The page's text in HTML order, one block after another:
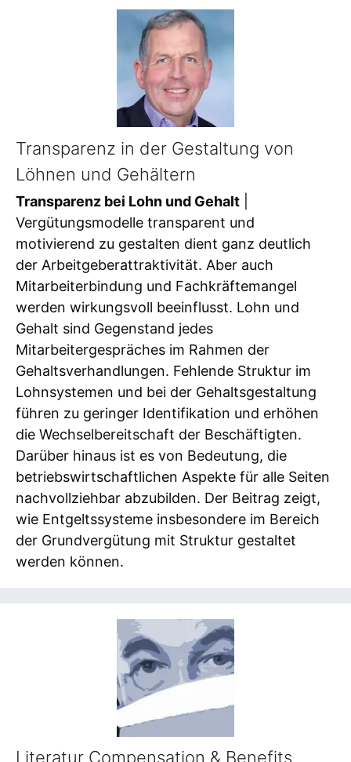
Transparenz in der Gestaltung von
Löhnen und Gehältern
Transparenz bei Lohn und Gehalt
Vergütungsmodelle transparent und
motivierend zu gestalten dient ganz deutlich
der Arbeitgeberattraktivität. Aber auch
Mitarbeiterbindung und Fachkräftemangel
werden wirkungsvoll beeinflusst. Lohn und
Gehalt sind Gegenstand jedes
Mitarbeitergespräches im Rahmen der
Gehaltsverhandlungen. Fehlende Struktur im
Lohnsystemen und bei der Gehaltsgestaltung
führen zu geringer Identifikation und erhöhen
die Wechselbereitschaft der Beschäftigten.
Darüber hinaus ist es von Bedeutung, die
betriebswirtschaftlichen Aspekte für alle Seiten
nachvollziehbar abzubilden. Der Beitrag zeigt,
wie Entgeltssysteme insbesondere im Bereich
der Grundvergütung mit Struktur gestaltet
werden können.
Literatur Compensation & Benefits